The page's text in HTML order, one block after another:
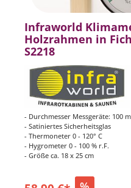
Infraworld
Holzrahmen in
S2218
- Durchmesser Messgeräte: 100
- Satiniertes Sicherheitsglas
- Thermoneter 0 - 120° C
- Hygrometer 0 - 100 % r.F.
- Größe ca. 18 x 25 cm